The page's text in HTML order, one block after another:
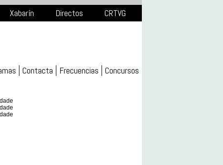
Xabarín Directos CRTVG
Contacta Frecuencias Concursos